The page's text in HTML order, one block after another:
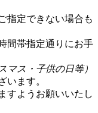
指定できない場合も
間帯指定通りにお手
マス・子供の日等）
います。
すようお願いいたし